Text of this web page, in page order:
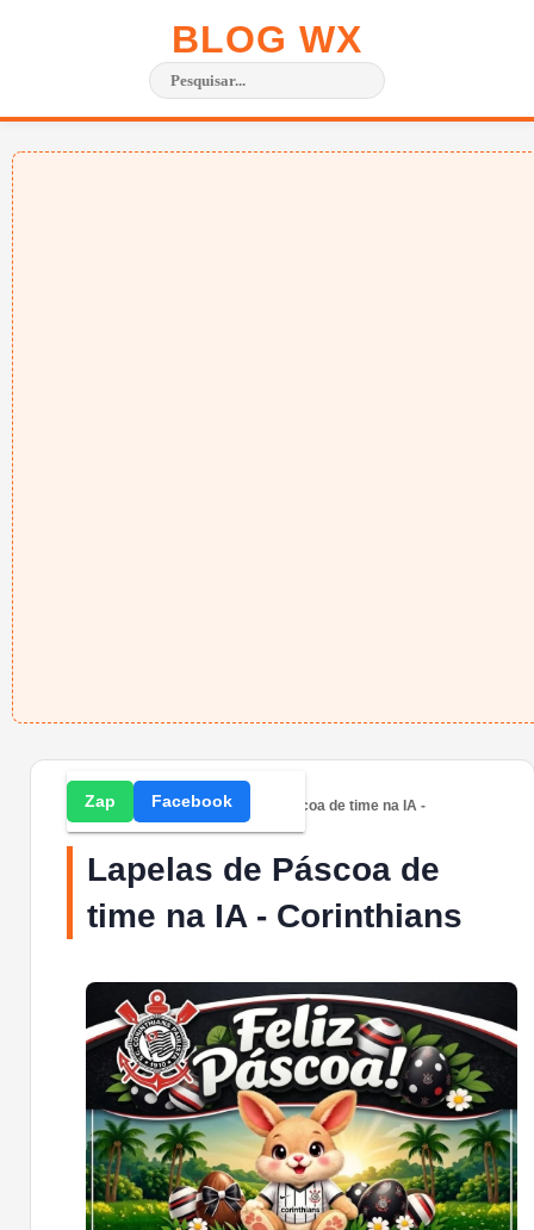
BLOG WX
Home » Imagens » Lapelas de Páscoa de time na IA -
Corinthians
Lapelas de Páscoa de
time na IA - Corinthians
Zap Facebook